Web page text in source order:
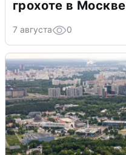
грохоте в Москве
7 августа 0